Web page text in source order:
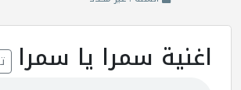
اغنية سمرا يا سمرا